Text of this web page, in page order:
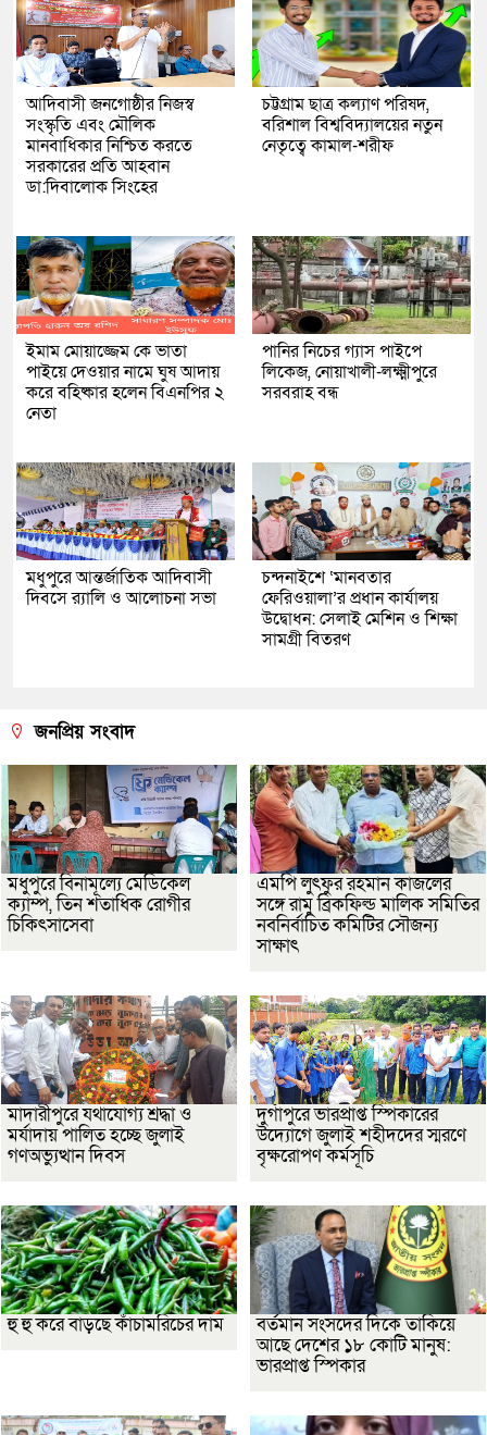
আদিবাসী জনগোষ্ঠীর নিজস্ব
সংস্কৃতি এবং মৌলিক
মানবাধিকার নিশ্চিত করতে
সরকারের প্রতি আহবান
ডা:দিবালোক সিংহের
চট্টগ্রাম ছাত্র কল্যাণ পরিষদ,
বরিশাল বিশ্ববিদ্যালয়ের নতুন
নেতৃত্বে কামাল-শরীফ
ইমাম মোয়াজ্জেম কে ভাতা
পাইয়ে দেওয়ার নামে ঘুষ আদায়
করে বহিষ্কার হলেন বিএনপির ২
নেতা
পানির নিচের গ্যাস পাইপে
লিকেজ, নোয়াখালী-লক্ষ্মীপুরে
সরবরাহ বন্ধ
মধুপুরে আন্তর্জাতিক আদিবাসী
দিবসে র‍্যালি ও আলোচনা সভা
চন্দনাইশে ‘মানবতার
ফেরিওয়ালা’র প্রধান কার্যালয়
উদ্বোধন: সেলাই মেশিন ও শিক্ষা
সামগ্রী বিতরণ
জনপ্রিয় সংবাদ
মধুপুরে বিনামূল্যে মেডিকেল
ক্যাম্প, তিন শতাধিক রোগীর
চিকিৎসাসেবা
এমপি লুৎফুর রহমান কাজলের
সঙ্গে রামু ব্রিকফিল্ড মালিক সমিতির
নবনির্বাচিত কমিটির সৌজন্য
সাক্ষাৎ
মাদারীপুরে যথাযোগ্য শ্রদ্ধা ও
মর্যাদায় পালিত হচ্ছে জুলাই
গণঅভ্যুত্থান দিবস
দুর্গাপুরে ভারপ্রাপ্ত স্পিকারের
উদ্যোগে জুলাই শহীদদের স্মরণে
বৃক্ষরোপণ কর্মসূচি
হু হু করে বাড়ছে কাঁচামরিচের দাম
বর্তমান সংসদের দিকে তাকিয়ে
আছে দেশের ১৮ কোটি মানুষ:
ভারপ্রাপ্ত স্পিকার